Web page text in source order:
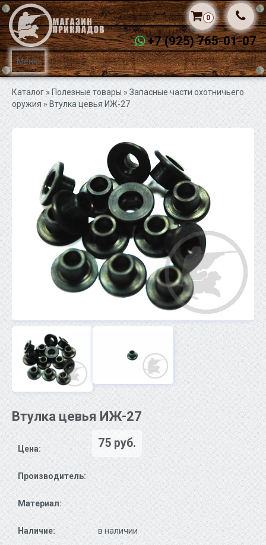
Меню
+7 (925) 765-01-07
0
Каталог» Полезные товары »Запасные части охотничьего
оружия» Втулка цевья ИЖ-27
Втулка цевья ИЖ-27
Цена: 75 руб.
Производитель:
Материал:
Наличие: в наличии